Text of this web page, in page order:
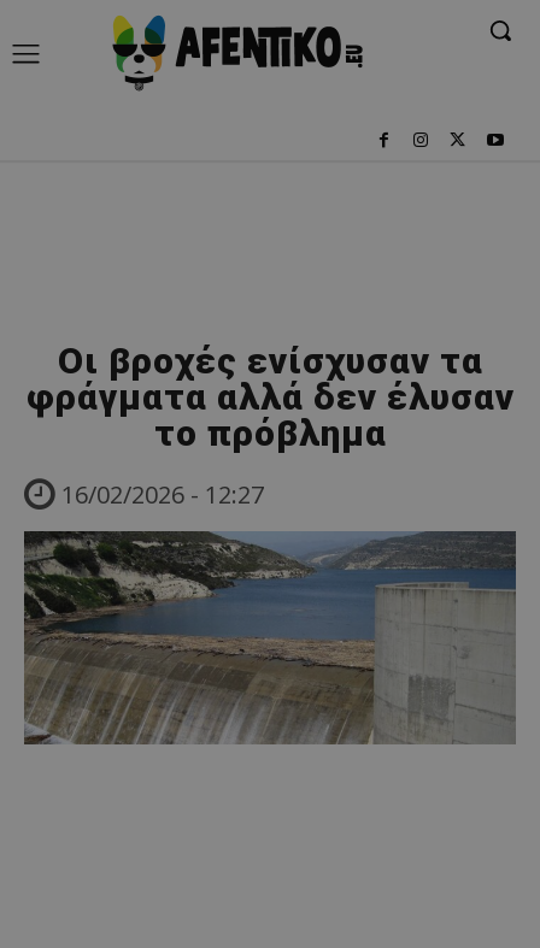
Οι βροχές ενίσχυσαν τα
φράγματα αλλά δεν έλυσαν
το πρόβλημα
16/02/2026 - 12:27